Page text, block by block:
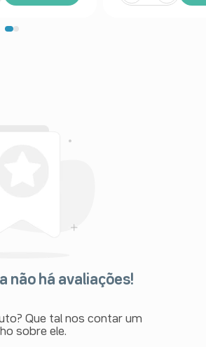
não há avaliações!
Que tal nos contar um
sobre ele.